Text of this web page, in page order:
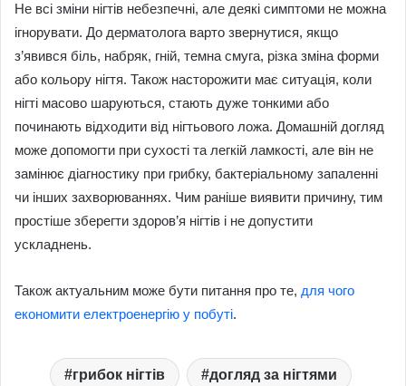
Не всі зміни нігтів небезпечні, але деякі симптоми не можна
ігнорувати. До дерматолога варто звернутися, якщо
з’явився біль, набряк, гній, темна смуга, різка зміна форми
або кольору нігтя. Також насторожити має ситуація, коли
нігті масово шаруються, стають дуже тонкими або
починають відходити від нігтьового ложа. Домашній догляд
може допомогти при сухості та легкій ламкості, але він не
замінює діагностику при грибку, бактеріальному запаленні
чи інших захворюваннях. Чим раніше виявити причину, тим
простіше зберегти здоров’я нігтів і не допустити
ускладнень.
Також актуальним може бути питання про те, для чого
економити електроенергію у побуті.
грибок нігтів догляд за нігтями